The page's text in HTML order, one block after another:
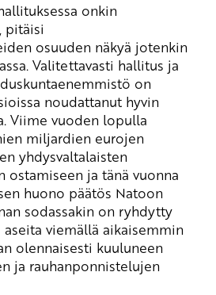
onkin
pitäisi
osuuden näkyä jotenkin
Valitettavasti hallitus ja
on
noudattanut hyvin
Viime vuoden lopulla
miljardien eurojen
yhdysvaltalaisten
ostamiseen ja tänä vuonna
huono päätös Natoon
sodassakin on ryhdytty
viemällä aikaisemmin
olennaisesti kuuluneen
ja rauhanponnistelujen